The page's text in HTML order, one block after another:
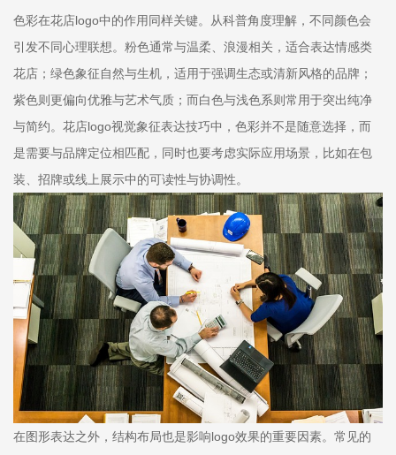
色彩在花店logo中的作用同样关键。从科普角度理解，不同颜色会
引发不同心理联想。粉色通常与温柔、浪漫相关，适合表达情感类
花店；绿色象征自然与生机，适用于强调生态或清新风格的品牌；
紫色则更偏向优雅与艺术气质；而白色与浅色系则常用于突出纯净
与简约。花店logo视觉象征表达技巧中，色彩并不是随意选择，而
是需要与品牌定位相匹配，同时也要考虑实际应用场景，比如在包
装、招牌或线上展示中的可读性与协调性。
在图形表达之外，结构布局也是影响logo效果的重要因素。常见的